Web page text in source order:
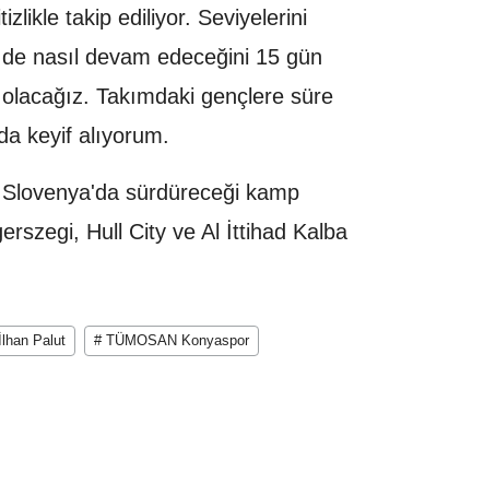
takip ediliyor. Seviyelerini
nasıl devam edeceğini 15 gün
Takımdaki gençlere süre
keyif alıyorum.
sürdüreceği kamp
Hull City ve Al İttihad Kalba
Palut # TÜMOSAN Konyaspor